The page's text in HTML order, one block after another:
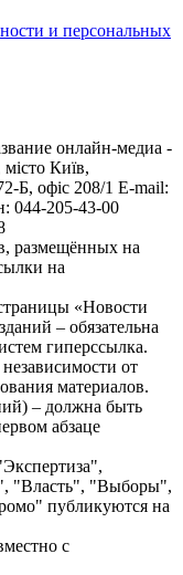
и персональных
онлайн-медиа -
Київ,
офіс 208/1 E-mail:
044-205-43-00
размещённых на
на
«Новости
– обязательна
гиперссылка.
от
материалов.
– должна быть
абзаце
"Власть", "Выборы",
публикуются на
с